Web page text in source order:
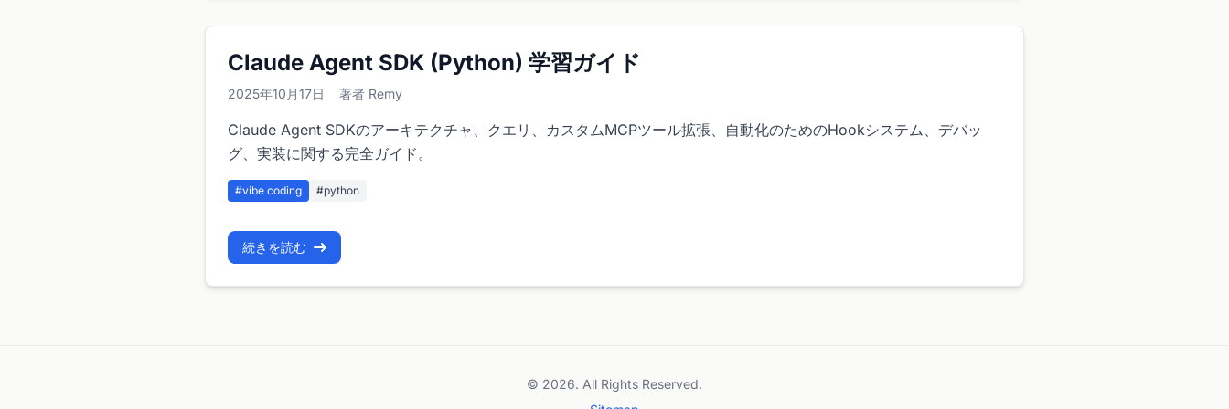
Claude Agent SDK (Python) 学習ガイド
2025年10月17日 著者 Remy
Claude Agent SDKのアーキテクチャ、クエリ、カスタムMCPツール拡張、自動化のためのHookシステム、デバッ
グ、実装に関する完全ガイド。
#vibe coding #python
続きを読む
© 2026. All Rights Reserved.